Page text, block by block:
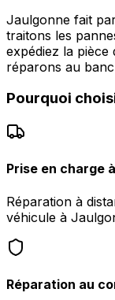
Jaulgonne fait
traitons les
expédiez la
réparons au
Pourquoi
Prise en charge
Réparation à
véhicule à
Réparation au